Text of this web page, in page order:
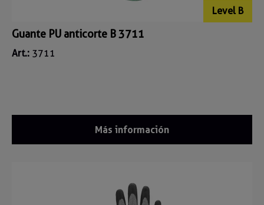
Level B
Guante PU anticorte B 3711
Art.: 3711
Más información